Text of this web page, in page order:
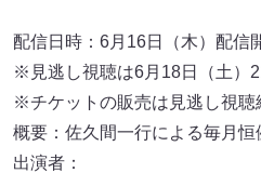
配信日時：6月16日（木）配信
※見逃し視聴は6月18日（土）
※チケットの販売は見逃し視聴
概要：佐久間⼀⾏による毎⽉恒
出演者：